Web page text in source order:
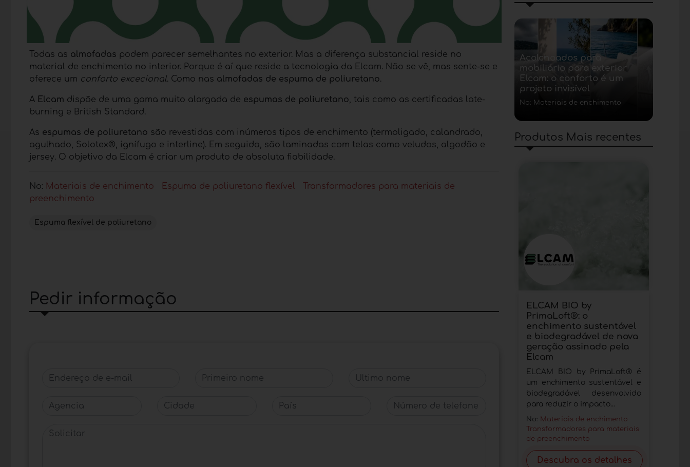
Todas as almofadas podem parecer semelhantes no exterior. Mas a diferença substancial reside no
material de enchimento no interior. Porque é aí que reside a tecnologia da Elcam. Não se vê, mas sente-se e
oferece um conforto excecional. Como nas almofadas de espuma de poliuretano.
A Elcam dispõe de uma gama muito alargada de espumas de poliuretano, tais como as certificadas late-
burning e British Standard.
As espumas de poliuretano são revestidas com inúmeros tipos de enchimento (termoligado, calandrado,
agulhado, Solotex®, ignífugo e interline). Em seguida, são laminadas com telas como veludos, algodão e
jersey. O objetivo da Elcam é criar um produto de absoluta fiabilidade.
No: Materiais de enchimento Espuma de poliuretano flexível
Transformadores para materiais de
preenchimento
Espuma flexível de poliuretano
Pedir informação
Endereço de e-mail Primeiro nome Último nome
Agencia Cidade País Número de telefone
Solicitar
Acolchoados para
mobiliário para exterior
Elcam: o conforto é um
projeto invisível
No: Materiais de enchimento
Produtos Mais recentes
ELCAM BIO by
PrimaLoft®: o
enchimento sustentável
e biodegradável de nova
geração assinado pela
Elcam
ELCAM BIO by PrimaLoft® é
um enchimento sustentável e
biodegradável desenvolvido
para reduzir o impacto...
No: Materiais de enchimento
Transformadores para materiais
de preenchimento
Descubra os detalhes